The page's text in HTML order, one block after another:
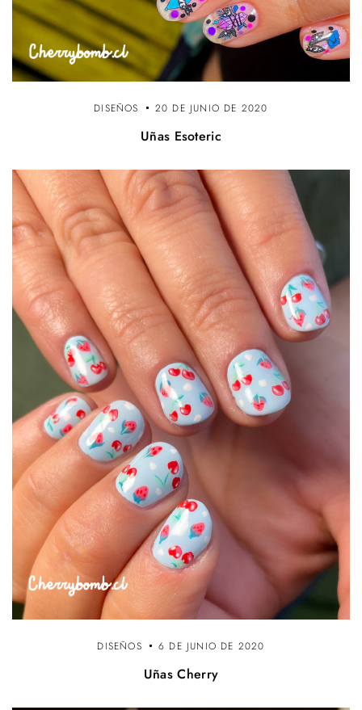
DISEÑOS 20 DE JUNIO DE 2020
Uñas Esoteric
DISEÑOS 6 DE JUNIO DE 2020
Uñas Cherry